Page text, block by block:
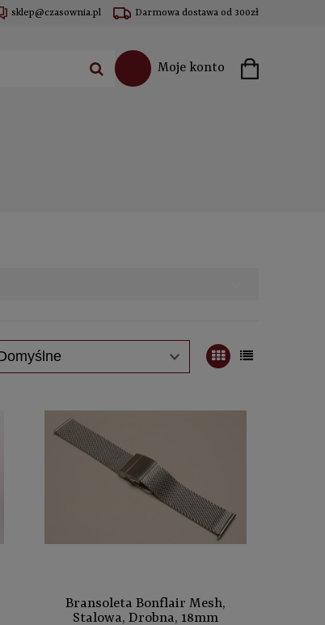
sklep@czasownia.pl Darmowa dostawa od 300zł
Moje konto
Bransoleta Bonflair Mesh,
Stalowa, Drobna, 18mm